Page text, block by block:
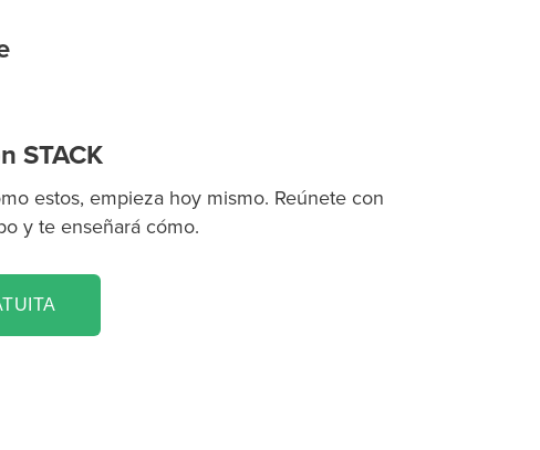
STACK
estos, empieza hoy mismo. Reúnete con
y te enseñará cómo.